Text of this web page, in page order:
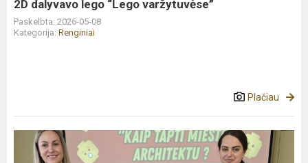
2D dalyvavo lego “Lego varžytuvėse”
Paskelbta: 2026-05-08
Kategorija: Renginiai
Plačiau